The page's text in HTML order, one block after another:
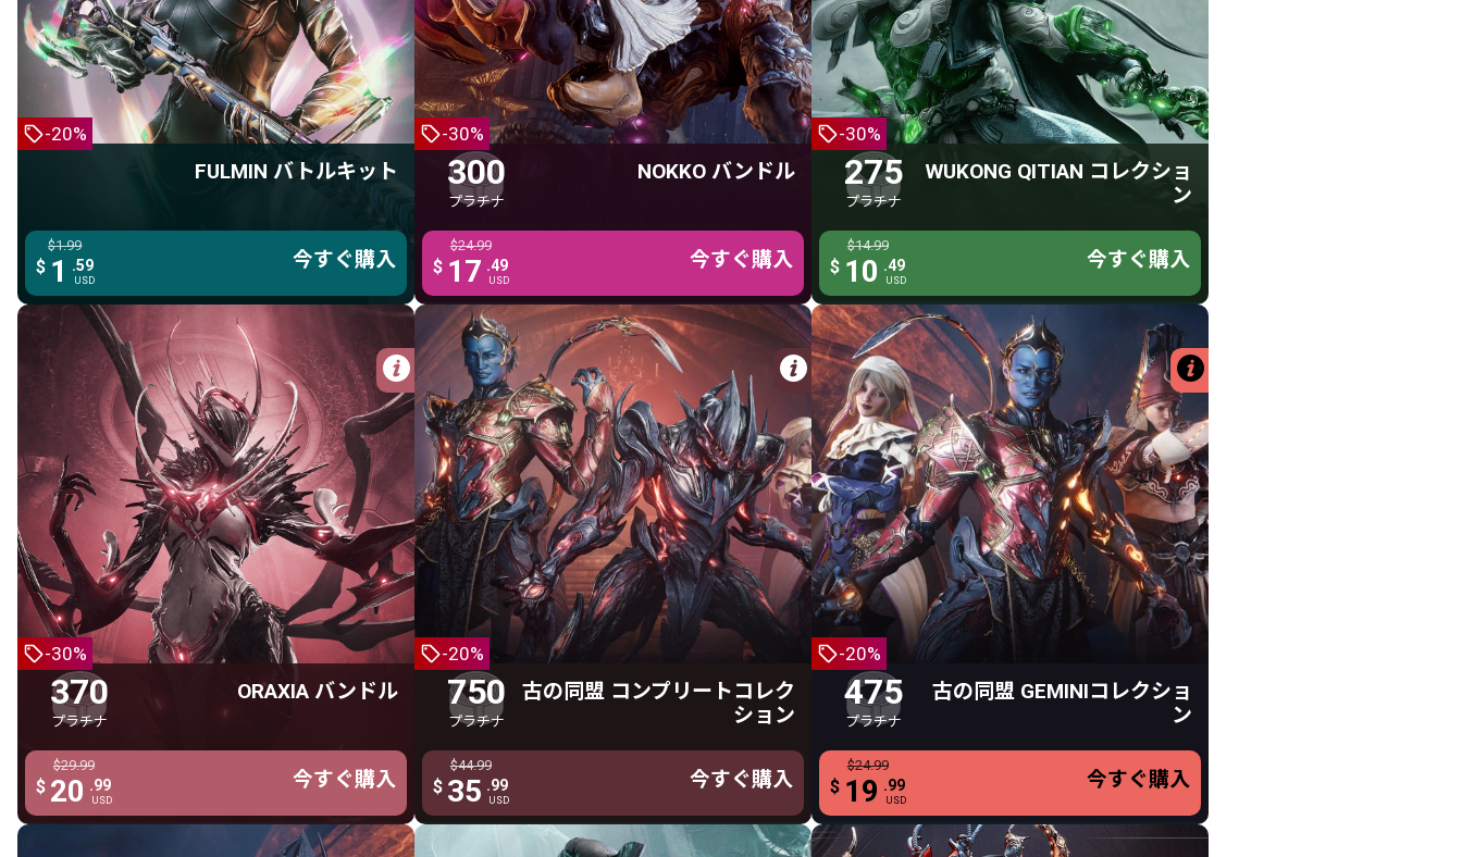
-20%
FULMIN バトルキット
今すぐ購入
$1.99
$ 1 .59
USD
Fulmin
Split Chamber
Opula エフェメラ
今すぐ購入
$1.99
$
1
.59
-30%
300
プラチナ
NOKKO バンドル
今すぐ購入
$24.99
$ 17 .49
USD
300 プラチナ
Nokko
Nokko Mycorrhiza ヘルメット
今すぐ購入
$24.99
$
17
.49
-30%
275
プラチナ
WUKONG QITIAN コレクショ
ン
今すぐ購入
$14.99
$ 10 .49
USD
275 プラチナ
Wukong Qitian スキン
Tiandi Sun & Moon スキン
Wukong Qitian シジル
7日間 アフィニティ ブースター
今すぐ購入
$14.99
$
10
.49
-30%
370
プラチナ
ORAXIA バンドル
今すぐ購入
$29.99
$ 20 .99
USD
詳細
370 プラチナ
ORAXIA バンドル
370 プラチナ
Oraxia
Scyotid
Oraxia Chelicera ヘルメット
Arachna チェストアーマー
Arachna レッグアーマー
Zygiella エフェメラ
今すぐ購入
$29.99
$
20
.99
-20%
750
プラチナ
古の同盟 コンプリートコレク
ション
今すぐ購入
$44.99
$ 35 .99
USD
詳細
750 プラチナ
Uriel
古の同盟 コンプリートコレクション
750 プラチナ
Uriel
Vinquibus
Lyon Gemini スキン
Grand Carnus フード
Grand Carnus クイラス
今すぐ購入
$44.99
$
35
.99
-20%
475
プラチナ
古の同盟 GEMINIコレクショ
ン
今すぐ購入
$24.99
$ 19 .99
USD
475 プラチナ
Lyon Gemini スキン
Roathe Gemini スキン
古の同盟 GEMINIコレクション
475 プラチナ
Lyon Gemini スキン
Roathe Gemini スキン
今すぐ購入
$24.99
$
19
.99